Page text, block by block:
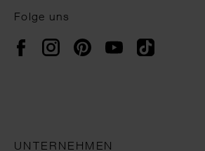
Folge uns
FacebookInstagramPinterestYouTubeTikTok
UNTERNEHMEN